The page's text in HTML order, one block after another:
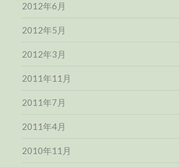
2012年6月
2012年5月
2012年3月
2011年11月
2011年7月
2011年4月
2010年11月